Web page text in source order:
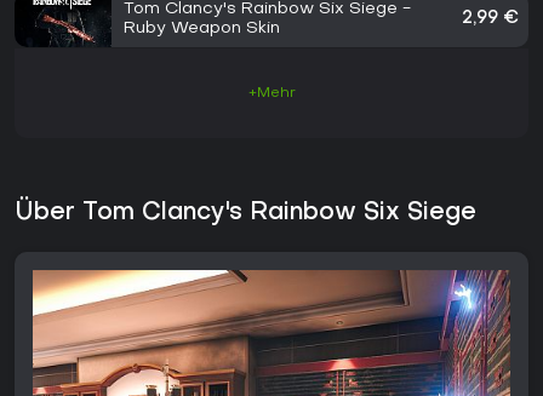
Tom Clancy's Rainbow Six Siege -
Ruby Weapon Skin
2,99 €
+Mehr
Über Tom Clancy's Rainbow Six Siege